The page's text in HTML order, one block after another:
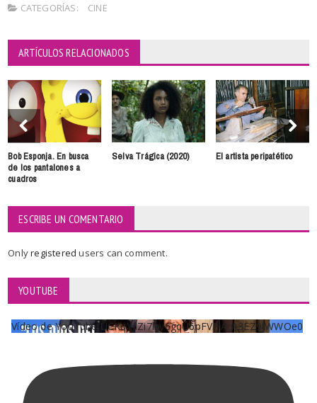
CATEGORÍAS: CINE
ARTÍCULOS RELACIONADOS
Bob Esponja. En busca
de los pantalones a
cuadros
Selva Trágica (2020) El artista peripatético
ESCRIBE UN COMENTARIO
Onlyregisteredusers can comment.
YOUTUBE
Vídeo de YouTube UCKqYjiZi7lzy6gqU6pFVFiA_A3EZ9JWWOe0